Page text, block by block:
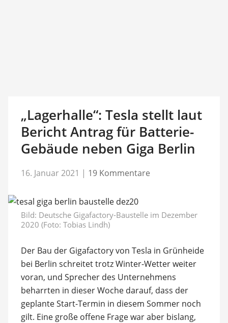
„Lagerhalle“: Tesla stellt laut
Bericht Antrag für Batterie-
Gebäude neben Giga Berlin
16. Januar 2021 | 19 Kommentare
Bild: Deutsche Gigafactory-Baustelle im Dezember
2020 (Foto: Tobias Lindh)
Der Bau der Gigafactory von Tesla in Grünheide
bei Berlin schreitet trotz Winter-Wetter weiter
voran, und Sprecher des Unternehmens
beharrten in dieser Woche darauf, dass der
geplante Start-Termin in diesem Sommer noch
gilt. Eine große offene Frage war aber bislang,